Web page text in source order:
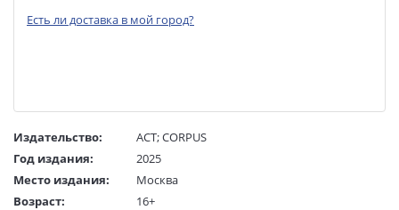
Есть ли доставка в мой город?
Издательство: АСТ;CORPUS
Год издания:
2025
Место издания:
Москва
Возраст:
16+